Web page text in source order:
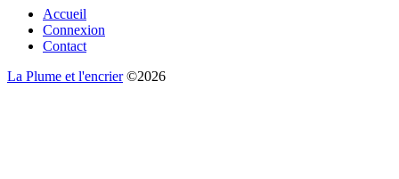
Accueil
Connexion
Contact
La Plume et l'encrier©2026